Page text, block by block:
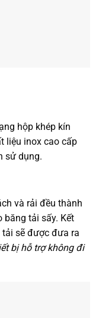
hộp khép kín
liệu inox cao cấp
sử dụng.
và rải đều thành
tải sấy. Kết
sẽ được đưa ra
bị hỗ trợ không đi